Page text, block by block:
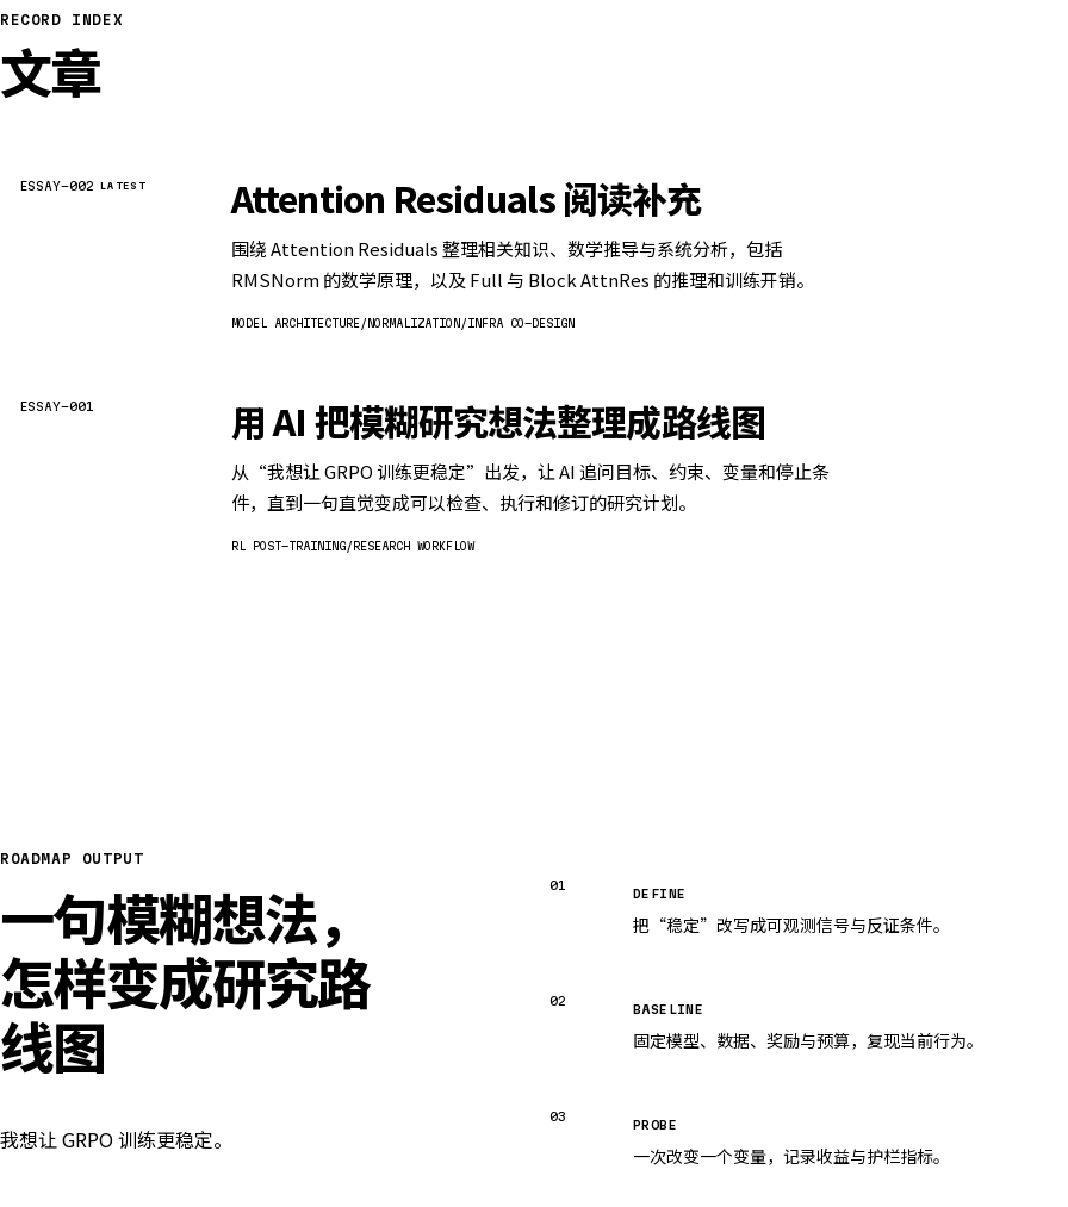
RECORD INDEX
文章
ESSAY-002 LATEST Attention Residuals 阅读补充
围绕 Attention Residuals 整理相关知识、数学推导与系统分析，包括
RMSNorm 的数学原理，以及 Full 与 Block AttnRes 的推理和训练开销。
MODEL ARCHITECTURE NORMALIZATION INFRA CO-DESIGN
ESSAY-001 用 AI 把模糊研究想法整理成路线图
从“我想让 GRPO 训练更稳定”出发，让 AI 追问目标、约束、变量和停止条
件，直到一句直觉变成可以检查、执行和修订的研究计划。
RL POST-TRAINING RESEARCH WORKFLOW
ROADMAP OUTPUT
一句模糊想法，
怎样变成研究路
线图
我想让 GRPO 训练更稳定。
01
DEFINE
把“稳定”改写成可观测信号与反证条件。
02
BASELINE
固定模型、数据、奖励与预算，复现当前行为。
03
PROBE
一次改变一个变量，记录收益与护栏指标。